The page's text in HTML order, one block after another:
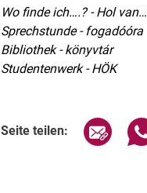
Wo finde ich….? - Hol
Sprechstunde - fogadóóra
Bibliothek - könyvtár
Studentenwerk - HÖK
Seite teilen: